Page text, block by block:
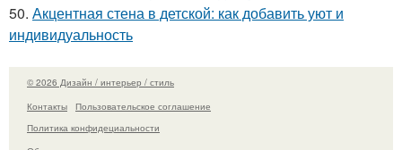
50. Акцентная стена в детской: как добавить уют и
индивидуальность
© 2026 Дизайн / интерьер / стиль
Контакты
Пользовательское соглашение
Политика конфидециальности